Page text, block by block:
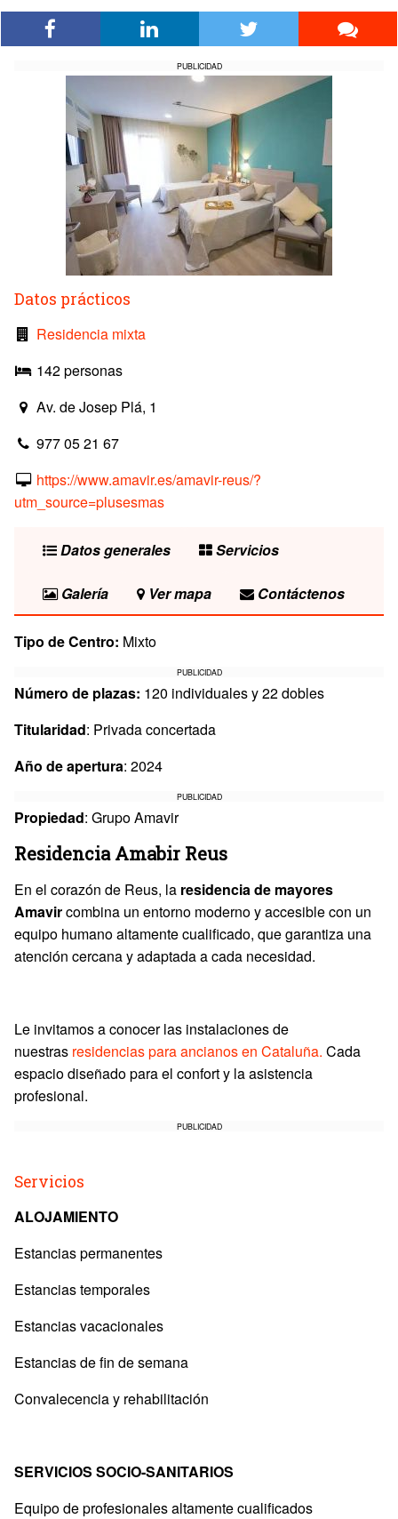
PUBLICIDAD
Datos prácticos
Residencia mixta
142 personas
Av. de Josep Plá, 1
977 05 21 67
https://www.amavir.es/amavir-reus/?
utm_source=plusesmas
Datos generales Servicios
Galería Ver mapa Contáctenos
Tipo de Centro: Mixto
PUBLICIDAD
Número de plazas: 120 individuales y 22 dobles
Titularidad: Privada concertada
Año de apertura: 2024
PUBLICIDAD
Propiedad: Grupo Amavir
Residencia Amabir Reus
En el corazón de Reus, la residencia de mayores
Amavircombina un entorno moderno y accesible con un
equipo humano altamente cualificado, que garantiza una
atención cercana y adaptada a cada necesidad.
Le invitamos a conocer las instalaciones de
nuestras residencias para ancianos en Cataluña. Cada
espacio diseñado para el confort y la asistencia
profesional.
PUBLICIDAD
Servicios
ALOJAMIENTO
Estancias permanentes
Estancias temporales
Estancias vacacionales
Estancias de fin de semana
Convalecencia y rehabilitación
SERVICIOS SOCIO-SANITARIOS
Equipo de profesionales altamente cualificados